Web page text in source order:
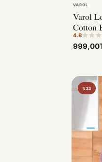
VAROL
Varol
Cotton
4.8
%23